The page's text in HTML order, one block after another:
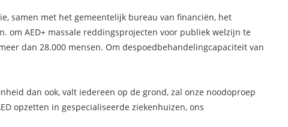
samen met het gemeentelijk bureau van financiën, het
AED+ massale reddingsprojecten voor publiek welzijn te
dan 28.000 mensen. Om despoedbehandelingcapaciteit van
dan ook, valt iedereen op de grond, zal onze noodoproep
opzetten in gespecialiseerde ziekenhuizen, ons